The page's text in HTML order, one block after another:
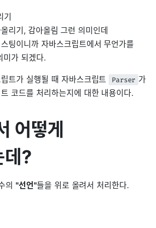
기
리기, 감아올림 그런 의미인데
팅이니까 자바스크립트에서 무언가를
미가 되겠다.
트가 실행될 때 자바스크립트 Parser 가
코드를 처리하는지에 대한 내용이다.
어떻게
데?
의"선언"들을 위로 올려서 처리한다.